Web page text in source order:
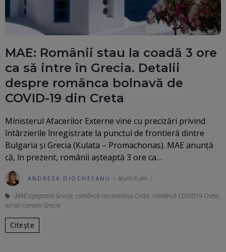
MAE: Românii stau la coadă 3 ore
ca să intre în Grecia. Detalii
despre românca bolnavă de
COVID-19 din Creta
Ministerul Afacerilor Externe vine cu precizări privind
întârzierile înregistrate la punctul de frontieră dintre
Bulgaria și Grecia (Kulata – Promachonas). MAE anunță
că, în prezent, românii așteaptă 3 ore ca…
ANDREEA DIOCHEȚANU acum 6 ani
MAE așteptare Grecia, româncă coronavirus Creta, româncă COVID19 Creta,
turisti romani Grecia
Citește